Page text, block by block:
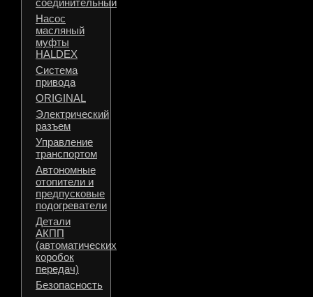
соединительный
Насос
масляный
муфты
HALDEX
Система
привода
ORIGINAL
Электрический
разъем
Управление
транспортом
Автономные
отопители и
предпусковые
подогреватели
Детали
АКПП
(автоматических
коробок
передач)
Безопасность